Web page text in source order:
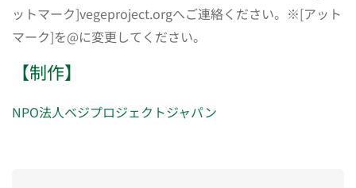
ットマーク]vegeproject.orgへご連絡ください。※[アット
マーク]を@に変更してください。
【制作】
NPO法人ベジプロジェクトジャパン